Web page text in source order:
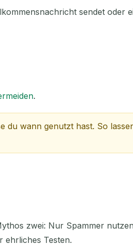
sendet oder
.
du wann genutzt hast. So
zwei: Nur Spammer
ehrliches Testen.